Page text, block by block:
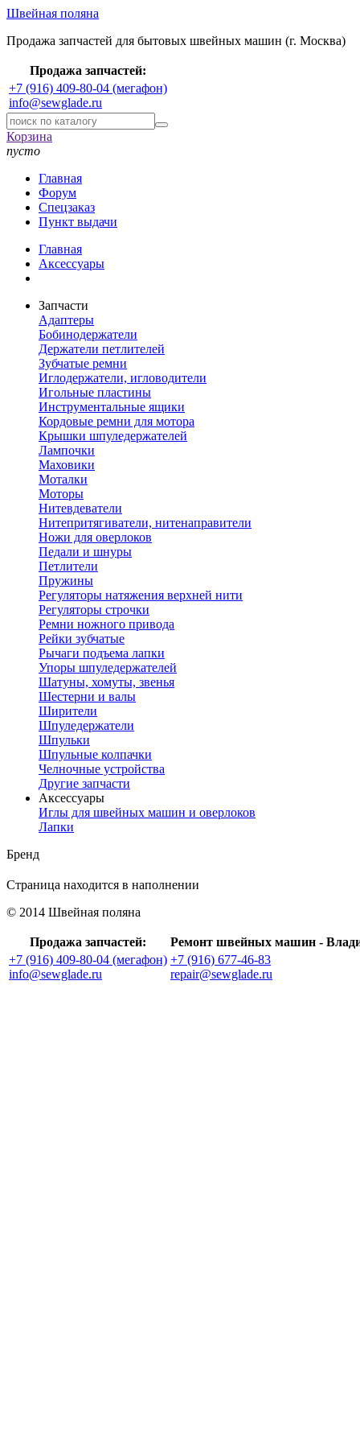
Швейная поляна
Продажа запчастей для бытовых швейных машин (г. Москва)
Продажа запчастей:
+7 (916) 409-80-04 (мегафон)
info@sewglade.ru
Корзина
пусто
Главная
Форум
Спецзаказ
Пункт выдачи
Главная
Аксессуары
Запчасти
Адаптеры
Бобинодержатели
Держатели петлителей
Зубчатые ремни
Иглодержатели, игловодители
Игольные пластины
Инструментальные ящики
Кордовые ремни для мотора
Крышки шпуледержателей
Лампочки
Маховики
Моталки
Моторы
Нитевдеватели
Нитепритягиватели, нитенаправители
Ножи для оверлоков
Педали и шнуры
Петлители
Пружины
Регуляторы натяжения верхней нити
Регуляторы строчки
Ремни ножного привода
Рейки зубчатые
Рычаги подъема лапки
Упоры шпуледержателей
Шатуны, хомуты, звенья
Шестерни и валы
Ширители
Шпуледержатели
Шпульки
Шпульные колпачки
Челночные устройства
Другие запчасти
Аксессуары
Иглы для швейных машин и оверлоков
Лапки
Бренд
Страница находится в наполнении
© 2014 Швейная поляна
Продажа запчастей:
Ремонт швейных машин -
+7 (916) 409-80-04 (мегафон)
info@sewglade.ru
+7 (916) 677-46-83
repair@sewglade.ru